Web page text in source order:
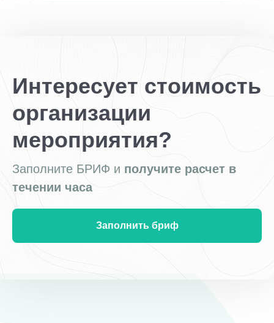
Интересует стоимость
организации
мероприятия?
Заполните БРИФ и получите расчет в
течении часа
Заполнить бриф